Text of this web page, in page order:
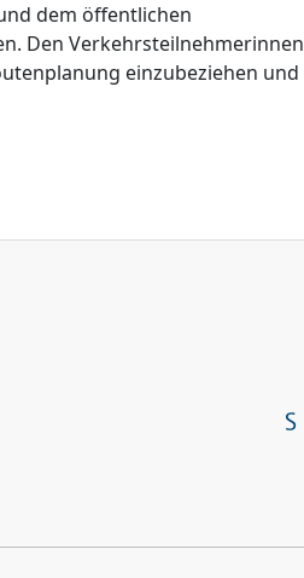
dem öffentlichen
Den Verkehrsteilnehmerinnen
einzubeziehen und